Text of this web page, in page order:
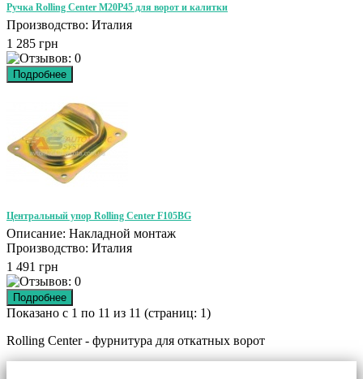
Ручка Rolling Center M20P45 для ворот и калитки
Производство: Италия
1 285 грн
Центральный упор Rolling Center F105BG
Описание: Накладной монтаж
Производство: Италия
1 491 грн
Показано с 1 по 11 из 11 (страниц: 1)
Rolling Center - фурнитура для откатных ворот